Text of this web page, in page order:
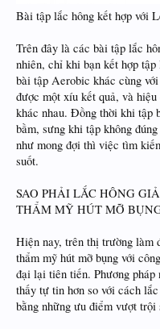
Bài tập lắc hông kết hợp với
Trên đây là các bài tập lắc
nhiên, chỉ khi bạn kết hợp tập
bài tập Aerobic khác cùng
được một xíu kết quả, và
khác nhau. Đồng thời khi tập
bầm, sưng khi tập không
như mong đợi thì việc tìm
suốt.
SAO PHẢI LẮC HÔNG
THẨM MỸ HÚT MỠ
Hiện nay, trên thị trường làm
thẩm mỹ hút mỡ bụng với
đại lại tiên tiến. Phương
thấy tự tin hơn so với cách
bằng những ưu điểm vượt trội